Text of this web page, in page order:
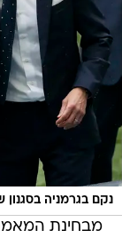
נקם בגרמניה
מבחינת